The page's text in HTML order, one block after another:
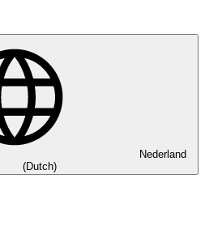
Nederland
(Dutch)